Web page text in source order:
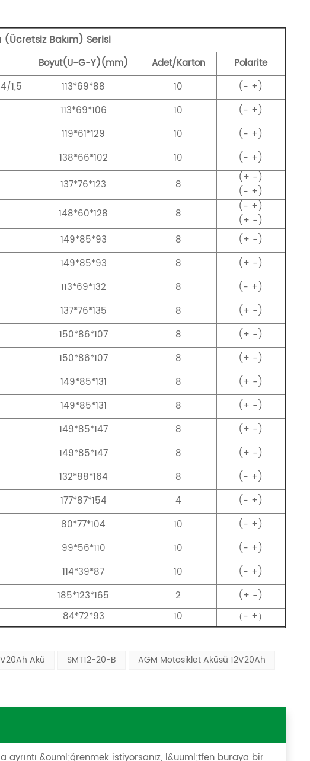
Bakım) Serisi
Boyut(U-G-Y)(mm) Adet/Karton
Polarite
1,5 113*69*88 10
(- +)
113*69*106 10
(- +)
119*61*129 10
(- +)
138*66*102 10
(- +)
137*76*123 8
(+ -)
(- +)
148*60*128 8
(- +)
(+ -)
149*85*93 8
(+ -)
149*85*93 8
(+ -)
113*69*132 8
(- +)
137*76*135 8
(+ -)
150*86*107 8
(+ -)
150*86*107 8
(+ -)
149*85*131 8
(+ -)
149*85*131 8
(+ -)
149*85*147 8
(+ -)
149*85*147 8
(+ -)
132*88*164 8
(- +)
177*87*154 4
(- +)
80*77*104 10
(- +)
99*56*110 10
(- +)
114*39*87 10
(- +)
185*123*165 2
(+ -)
84*72*93 10 （- +）
Akü SMT12-20-B
AGM Motosiklet Aküsü 12V20Ah
&ouml;ğrenmek istiyorsanız, l&uuml;tfen buraya bir